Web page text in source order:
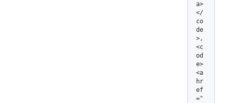
a>
</
co
de
>,
<c
od
e>
<a
hr
ef
="